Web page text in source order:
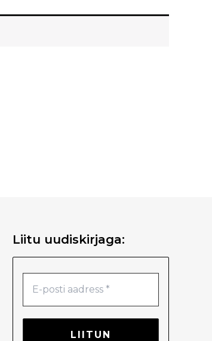
Liitu uudiskirjaga: